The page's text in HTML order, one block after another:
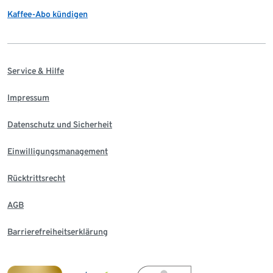
Kaffee-Abo kündigen
Service & Hilfe
Impressum
Datenschutz und Sicherheit
Einwilligungsmanagement
Rücktrittsrecht
AGB
Barrierefreiheitserklärung